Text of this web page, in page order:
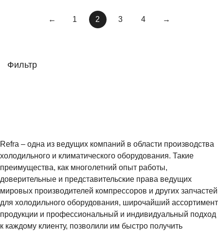
← 1 2 3 4 →
Фильтр
Refra – одна из ведущих компаний в области производства
холодильного и климатического оборудования. Такие
преимущества, как многолетний опыт работы,
доверительные и представительские права ведущих
мировых производителей компрессоров и других запчастей
для холодильного оборудования, широчайший ассортимент
продукции и профессиональный и индивидуальный подход
к каждому клиенту, позволили им быстро получить